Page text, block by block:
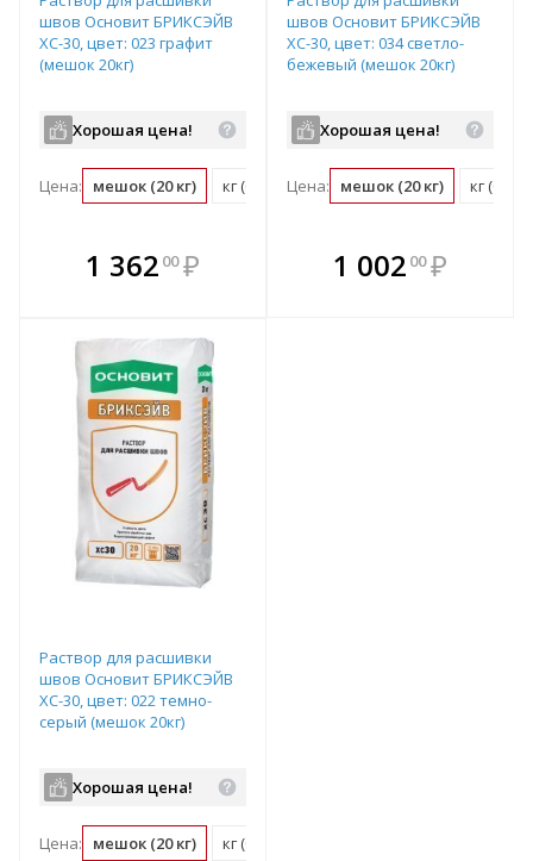
швов Основит БРИКСЭЙВ
ХС-30, цвет: 023 графит
(мешок 20кг)
Хорошая цена!
Цена: мешок (20 кг) кг (0.05 мешок)
1 362 00 ₽
В комплекте
всегда выгоднее!
швов Основит БРИКСЭЙВ
ХС-30, цвет: 034 светло-
бежевый (мешок 20кг)
Хорошая цена!
Цена: мешок (20 кг) кг (0.05
В комплекте
всегда выгоднее!
1 002 00 ₽
Раствор для расшивки
швов Основит БРИКСЭЙВ
ХС-30, цвет: 022 темно-
серый (мешок 20кг)
Хорошая цена!
Цена: мешок (20 кг) кг (0.05 мешок)